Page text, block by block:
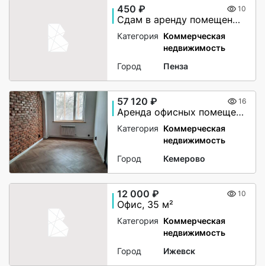
450 ₽ 10
Сдам в аренду помещение под склад или производство
Категория Коммерческая
недвижимость
Город
Пенза
57 120 ₽ 16
Аренда офисных помещений
Категория Коммерческая
недвижимость
Город
Кемерово
12 000 ₽ 10
Офис, 35 м²
Категория Коммерческая
недвижимость
Город
Ижевск